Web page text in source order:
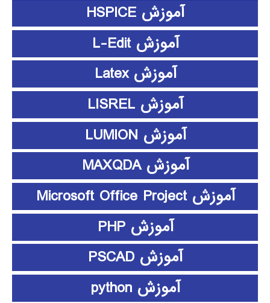
آموزش HSPICE
آموزش L-Edit
آموزش Latex
آموزش LISREL
آموزش LUMION
آموزش MAXQDA
آموزش Microsoft Office Project
آموزش PHP
آموزش PSCAD
آموزش python